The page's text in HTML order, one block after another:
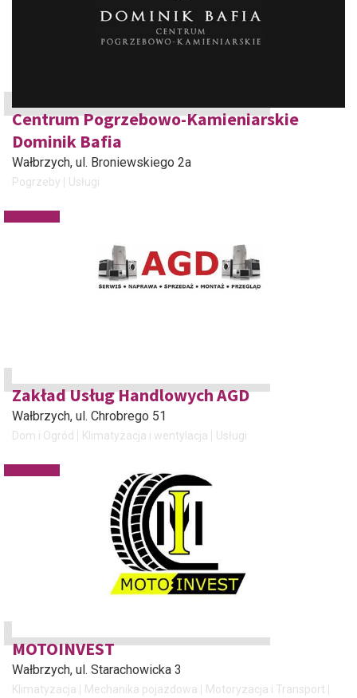
Centrum Pogrzebowo-Kamieniarskie
Dominik Bafia
Wałbrzych, ul. Broniewskiego 2a
Pogrzeby Usługi
Zakład Usług Handlowych AGD
Wałbrzych, ul. Chrobrego 51
Dom i Ogród Klimatyzacja i wentylacja Usługi
MOTOINVEST
Wałbrzych, ul. Starachowicka 3
Klimatyzacja Mechanika pojazdowa
Motoryzacja i Transport